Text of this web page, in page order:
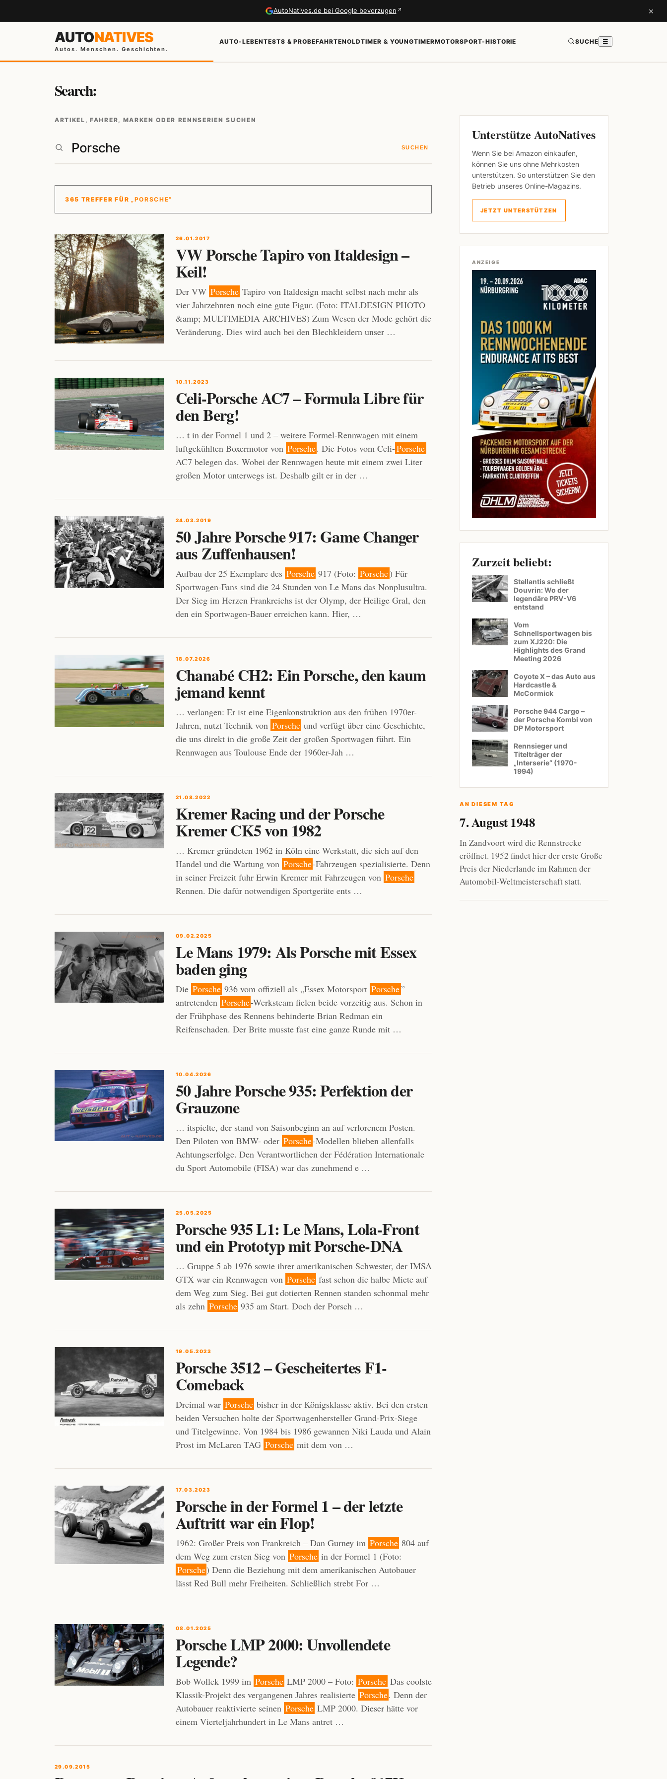
AutoNatives.de bei Google bevorzugen ↗ ×
AUTONATIVES
Autos. Menschen. Geschichten.
AUTO-LEBENTESTS & PROBEFAHRTENOLDTIMER & YOUNGTIMERMOTORSPORT-HISTORIE SUCHE ☰
Search:
ARTIKEL, FAHRER, MARKEN ODER RENNSERIEN SUCHEN
SUCHEN
365 TREFFER FÜR „PORSCHE“
26.01.2017
VW Porsche Tapiro von Italdesign –
Keil!
Der VW Porsche Tapiro von Italdesign macht selbst nach mehr als
vier Jahrzehnten noch eine gute Figur. (Foto: ITALDESIGN PHOTO
&amp; MULTIMEDIA ARCHIVES) Zum Wesen der Mode gehört die
Veränderung. Dies wird auch bei den Blechkleidern unser …
10.11.2023
Celi-Porsche AC7 – Formula Libre für
den Berg!
… t in der Formel 1 und 2 – weitere Formel-Rennwagen mit einem
luftgekühlten Boxermotor von Porsche. Die Fotos vom Celi-Porsche
AC7 belegen das. Wobei der Rennwagen heute mit einem zwei Liter
großen Motor unterwegs ist. Deshalb gilt er in der …
24.03.2019
50 Jahre Porsche 917: Game Changer
aus Zuffenhausen!
Aufbau der 25 Exemplare des Porsche 917 (Foto: Porsche) Für
Sportwagen-Fans sind die 24 Stunden von Le Mans das Nonplusultra.
Der Sieg im Herzen Frankreichs ist der Olymp, der Heilige Gral, den
den ein Sportwagen-Bauer erreichen kann. Hier, …
18.07.2026
Chanabé CH2: Ein Porsche, den kaum
jemand kennt
… verlangen: Er ist eine Eigenkonstruktion aus den frühen 1970er-
Jahren, nutzt Technik von Porsche und verfügt über eine Geschichte,
die uns direkt in die große Zeit der großen Sportwagen führt. Ein
Rennwagen aus Toulouse Ende der 1960er-Jah …
21.08.2022
Kremer Racing und der Porsche
Kremer CK5 von 1982
… Kremer gründeten 1962 in Köln eine Werkstatt, die sich auf den
Handel und die Wartung von Porsche-Fahrzeugen spezialisierte. Denn
in seiner Freizeit fuhr Erwin Kremer mit Fahrzeugen von Porsche
Rennen. Die dafür notwendigen Sportgeräte ents …
09.02.2025
Le Mans 1979: Als Porsche mit Essex
baden ging
Die Porsche 936 vom offiziell als „Essex Motorsport Porsche”
antretenden Porsche-Werksteam fielen beide vorzeitig aus. Schon in
der Frühphase des Rennens behinderte Brian Redman ein
Reifenschaden. Der Brite musste fast eine ganze Runde mit …
10.04.2026
50 Jahre Porsche 935: Perfektion der
Grauzone
… itspielte, der stand von Saisonbeginn an auf verlorenem Posten.
Den Piloten von BMW- oder Porsche-Modellen blieben allenfalls
Achtungserfolge. Den Verantwortlichen der Fédération Internationale
du Sport Automobile (FISA) war das zunehmend e …
25.05.2025
Porsche 935 L1: Le Mans, Lola-Front
und ein Prototyp mit Porsche-DNA
… Gruppe 5 ab 1976 sowie ihrer amerikanischen Schwester, der IMSA
GTX war ein Rennwagen von Porsche fast schon die halbe Miete auf
dem Weg zum Sieg. Bei gut dotierten Rennen standen schonmal mehr
als zehn Porsche 935 am Start. Doch der Porsch …
19.05.2023
Porsche 3512 – Gescheitertes F1-
Comeback
Dreimal war Porsche bisher in der Königsklasse aktiv. Bei den ersten
beiden Versuchen holte der Sportwagenhersteller Grand-Prix-Siege
und Titelgewinne. Von 1984 bis 1986 gewannen Niki Lauda und Alain
Prost im McLaren TAG Porsche mit dem von …
17.03.2023
Porsche in der Formel 1 – der letzte
Auftritt war ein Flop!
1962: Großer Preis von Frankreich – Dan Gurney im Porsche 804 auf
dem Weg zum ersten Sieg von Porsche in der Formel 1 (Foto:
Porsche) Denn die Beziehung mit dem amerikanischen Autobauer
lässt Red Bull mehr Freiheiten. Schließlich strebt For …
08.01.2025
Porsche LMP 2000: Unvollendete
Legende?
Bob Wollek 1999 im Porsche LMP 2000 – Foto: Porsche Das coolste
Klassik-Projekt des vergangenen Jahres realisierte Porsche. Denn der
Autobauer reaktivierte seinen Porsche LMP 2000. Dieser hätte vor
einem Vierteljahrhundert in Le Mans antret …
29.09.2015
Unterstütze AutoNatives
Wenn Sie bei Amazon einkaufen,
können Sie uns ohne Mehrkosten
unterstützen. So unterstützen Sie den
Betrieb unseres Online-Magazins.
JETZT UNTERSTÜTZEN
ANZEIGE
Zurzeit beliebt:
Stellantis schließt
Douvrin: Wo der
legendäre PRV-V6
entstand
Vom
Schnellsportwagen bis
zum XJ220: Die
Highlights des Grand
Meeting 2026
Coyote X – das Auto aus
Hardcastle &
McCormick
Porsche 944 Cargo –
der Porsche Kombi von
DP Motorsport
Rennsieger und
Titelträger der
„Interserie“ (1970-
1994)
AN DIESEM TAG
7. August 1948
In Zandvoort wird die Rennstrecke
eröffnet. 1952 findet hier der erste Große
Preis der Niederlande im Rahmen der
Automobil-Weltmeisterschaft statt.